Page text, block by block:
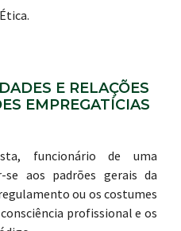
E RELAÇÕES
EMPREGATÍCIAS
funcionário de uma
se aos padrões gerais da
ou os costumes
profissional e os